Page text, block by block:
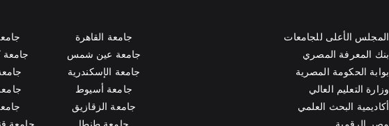
المجلس الأعلى للجامعات
بنك المعرفة المصري
بوابة الحكومة المصرية
وزارة التعليم العالي
أكاديمية البحث العلمي
جامعة القاهرة
جامعة عين شمس
جامعة الإسكندرية
جامعة أسيوط
جامعة الزقازيق
جامعة